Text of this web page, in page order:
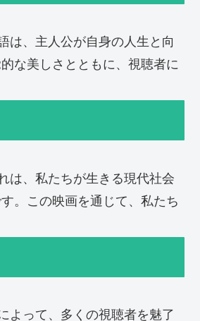
は、主人公が自身の人生と向
な美しさとともに、視聴者に
は、私たちが生きる現代社会
。この映画を通じて、私たち
よって、多くの視聴者を魅了